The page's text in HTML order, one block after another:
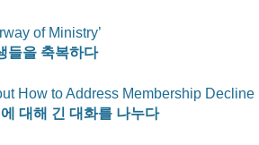
of Ministry’
들을 축복하다
How to Address Membership Decline
대해 긴 대화를 나누다